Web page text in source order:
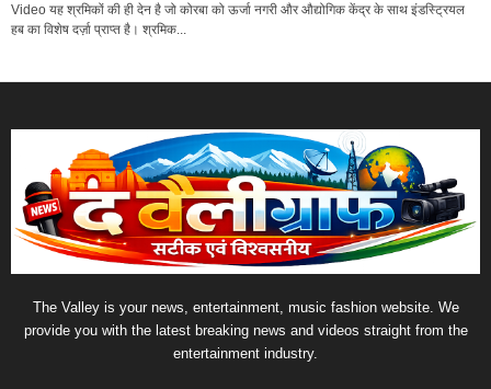
Video यह श्रमिकों की ही देन है जो कोरबा को ऊर्जा नगरी और औद्योगिक केंद्र के साथ इंडस्ट्रियल
हब का विशेष दर्ज़ा प्राप्त है। श्रमिक...
The Valley is your news, entertainment, music fashion website. We
provide you with the latest breaking news and videos straight from the
entertainment industry.